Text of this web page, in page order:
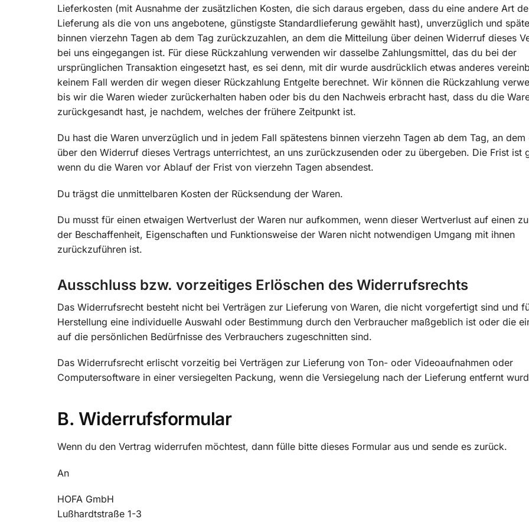
Lieferkosten (mit Ausnahme der zusätzlichen Kosten, die sich daraus ergeben, dass du eine andere Art
Lieferung als die von uns angebotene, günstigste Standardlieferung gewählt hast), unverzüglich und
binnen vierzehn Tagen ab dem Tag zurückzuzahlen, an dem die Mitteilung über deinen Widerruf dieses
bei uns eingegangen ist. Für diese Rückzahlung verwenden wir dasselbe Zahlungsmittel, das du bei der
ursprünglichen Transaktion eingesetzt hast, es sei denn, mit dir wurde ausdrücklich etwas anderes
keinem Fall werden dir wegen dieser Rückzahlung Entgelte berechnet. Wir können die Rückzahlung
bis wir die Waren wieder zurückerhalten haben oder bis du den Nachweis erbracht hast, dass du die
zurückgesandt hast, je nachdem, welches der frühere Zeitpunkt ist.
Du hast die Waren unverzüglich und in jedem Fall spätestens binnen vierzehn Tagen ab dem Tag, an dem
über den Widerruf dieses Vertrags unterrichtest, an uns zurückzusenden oder zu übergeben. Die Frist ist
wenn du die Waren vor Ablauf der Frist von vierzehn Tagen absendest.
Du trägst die unmittelbaren Kosten der Rücksendung der Waren.
Du musst für einen etwaigen Wertverlust der Waren nur aufkommen, wenn dieser Wertverlust auf einen
der Beschaffenheit, Eigenschaften und Funktionsweise der Waren nicht notwendigen Umgang mit ihnen
zurückzuführen ist.
Ausschluss bzw. vorzeitiges Erlöschen des Widerrufsrechts
Das Widerrufsrecht besteht nicht bei Verträgen zur Lieferung von Waren, die nicht vorgefertigt sind und
Herstellung eine individuelle Auswahl oder Bestimmung durch den Verbraucher maßgeblich ist oder die
auf die persönlichen Bedürfnisse des Verbrauchers zugeschnitten sind.
Das Widerrufsrecht erlischt vorzeitig bei Verträgen zur Lieferung von Ton- oder Videoaufnahmen oder
Computersoftware in einer versiegelten Packung, wenn die Versiegelung nach der Lieferung entfernt
B. Widerrufsformular
Wenn du den Vertrag widerrufen möchtest, dann fülle bitte dieses Formular aus und sende es zurück.
An
HOFA GmbH
Lußhardtstraße 1-3